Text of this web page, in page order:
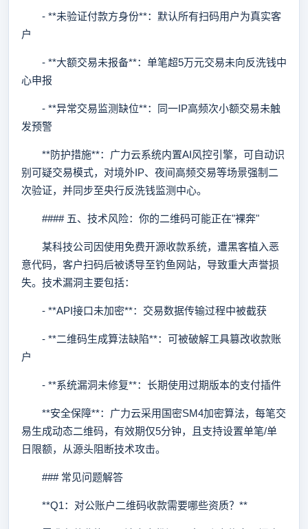
- **未验证付款方身份**：默认所有扫码用户为真实客
户
- **大额交易未报备**：单笔超5万元交易未向反洗钱中
心申报
- **异常交易监测缺位**：同一IP高频次小额交易未触
发预警
**防护措施**：广力云系统内置AI风控引擎，可自动识
别可疑交易模式，对境外IP、夜间高频交易等场景强制二
次验证，并同步至央行反洗钱监测中心。
#### 五、技术风险：你的二维码可能正在"裸奔"
某科技公司因使用免费开源收款系统，遭黑客植入恶
意代码，客户扫码后被诱导至钓鱼网站，导致重大声誉损
失。技术漏洞主要包括：
- **API接口未加密**：交易数据传输过程中被截获
- **二维码生成算法缺陷**：可被破解工具篡改收款账
户
- **系统漏洞未修复**：长期使用过期版本的支付插件
**安全保障**：广力云采用国密SM4加密算法，每笔交
易生成动态二维码，有效期仅5分钟，且支持设置单笔/单
日限额，从源头阻断技术攻击。
### 常见问题解答
**Q1：对公账户二维码收款需要哪些资质？**